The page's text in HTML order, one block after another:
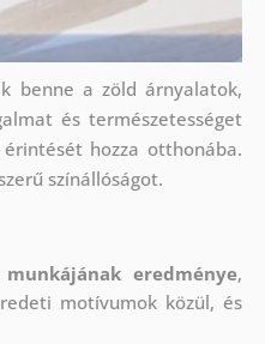
benne a zöld árnyalatok,
és természetességet
hozza otthonába.
színállóságot.
eredménye,
motívumok közül, és